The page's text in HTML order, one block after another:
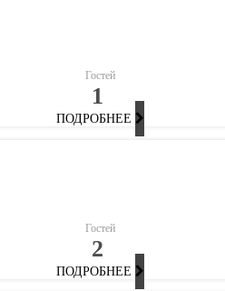
Гостей
1
ПОДРОБНЕЕ
Гостей
2
ПОДРОБНЕЕ